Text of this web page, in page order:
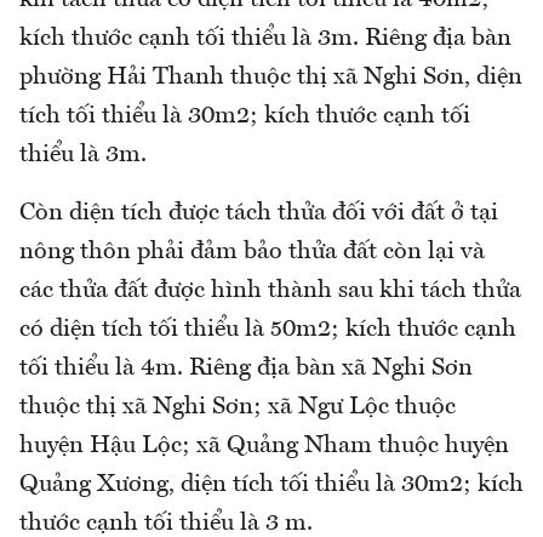
kích thước cạnh tối thiểu là 3m. Riêng địa bàn
phường Hải Thanh thuộc thị xã Nghi Sơn, diện
tích tối thiểu là 30m2; kích thước cạnh tối
thiểu là 3m.
Còn diện tích được tách thửa đối với đất ở tại
nông thôn phải đảm bảo thửa đất còn lại và
các thửa đất được hình thành sau khi tách thửa
có diện tích tối thiểu là 50m2; kích thước cạnh
tối thiểu là 4m. Riêng địa bàn xã Nghi Sơn
thuộc thị xã Nghi Sơn; xã Ngư Lộc thuộc
huyện Hậu Lộc; xã Quảng Nham thuộc huyện
Quảng Xương, diện tích tối thiểu là 30m2; kích
thước cạnh tối thiểu là 3 m.